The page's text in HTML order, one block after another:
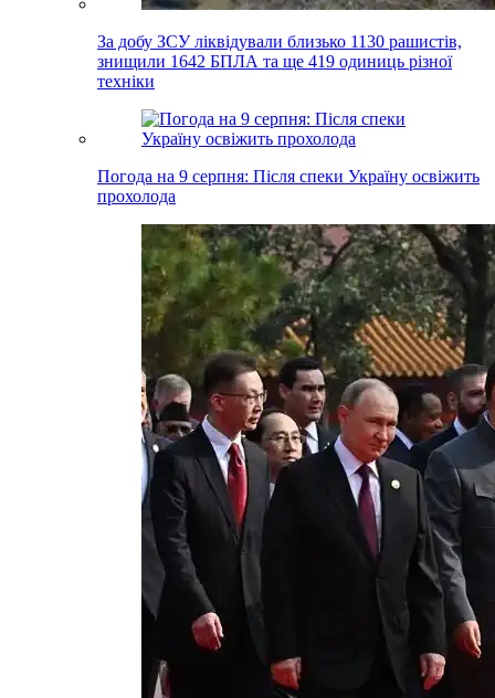
За добу ЗСУ ліквідували близько 1130 рашистів,
знищили 1642 БПЛА та ще 419 одиниць різної
техніки
Погода на 9 серпня: Після спеки Україну освіжить
прохолода